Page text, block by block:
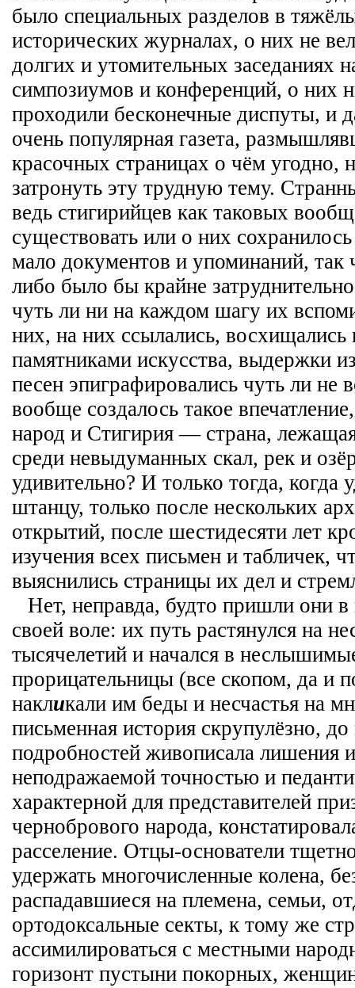
было специальных разделов в
исторических журналах, о них не
долгих и утомительных заседаниях
симпозиумов и конференций, о них
проходили бесконечные диспуты, и
очень популярная газета,
красочных страницах о чём угодно,
затронуть эту трудную тему.
ведь стигирийцев как таковых
существовать или о них
мало документов и упоминаний, так
либо было бы крайне
чуть ли ни на каждом шагу их
них, на них ссылались, восхищались
памятниками искусства, выдержки
песен эпиграфировались чуть ли не
вообще создалось такое
народ и Стигирия — страна,
среди невыдуманных скал, рек и
удивительно? И только тогда, когда
штанцу, только после нескольких
открытий, после шестидесяти лет
изучения всех письмен и табличек,
выяснились страницы их дел и
Нет, неправда, будто пришли они
своей воле: их путь растянулся на
тысячелетий и начался в
прорицательницы (все скопом, да и
накликали им беды и несчастья на
письменная история скрупулёзно,
подробностей живописала лишения
неподражаемой точностью и
характерной для представителей
чернобрового народа,
расселение. Отцы-основатели
удержать многочисленные колена,
распадавшиеся на племена, семьи,
ортодоксальные секты, к тому же
ассимилироваться с местными
горизонт пустыни покорных,